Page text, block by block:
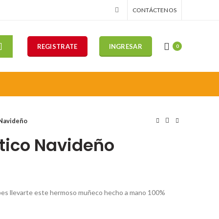
CONTÁCTENOS
REGISTRATE INGRESAR 0
Navideño
llevarte este hermoso muñeco hecho a mano 100%